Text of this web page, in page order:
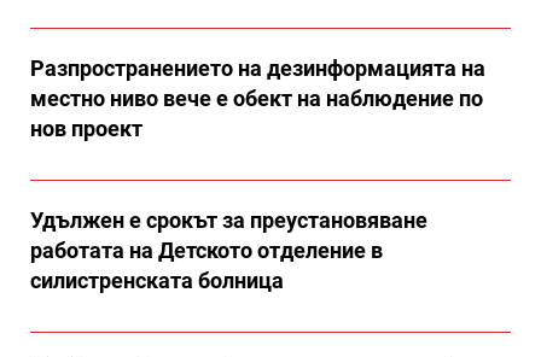
Разпространението на дезинформацията на
местно ниво вече е обект на наблюдение по
нов проект
Удължен е срокът за преустановяване
работата на Детското отделение в
силистренската болница